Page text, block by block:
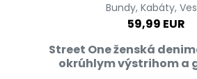
Bundy, Kabáty,
59,99 EUR
Street One ženská
okrúhlym výstrihom a